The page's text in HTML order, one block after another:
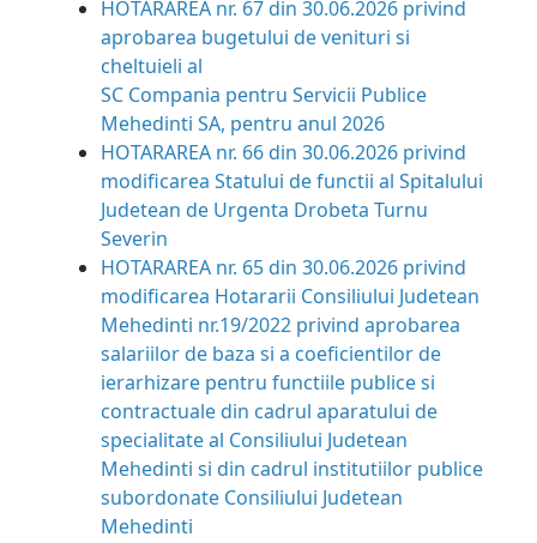
HOTARAREA nr. 67 din 30.06.2026 privind
aprobarea bugetului de venituri si
cheltuieli al
SC Compania pentru Servicii Publice
Mehedinti SA, pentru anul 2026
HOTARAREA nr. 66 din 30.06.2026 privind
modificarea Statului de functii al Spitalului
Judetean de Urgenta Drobeta Turnu
Severin
HOTARAREA nr. 65 din 30.06.2026 privind
modificarea Hotararii Consiliului Judetean
Mehedinti nr.19/2022 privind aprobarea
salariilor de baza si a coeficientilor de
ierarhizare pentru functiile publice si
contractuale din cadrul aparatului de
specialitate al Consiliului Judetean
Mehedinti si din cadrul institutiilor publice
subordonate Consiliului Judetean
Mehedinti